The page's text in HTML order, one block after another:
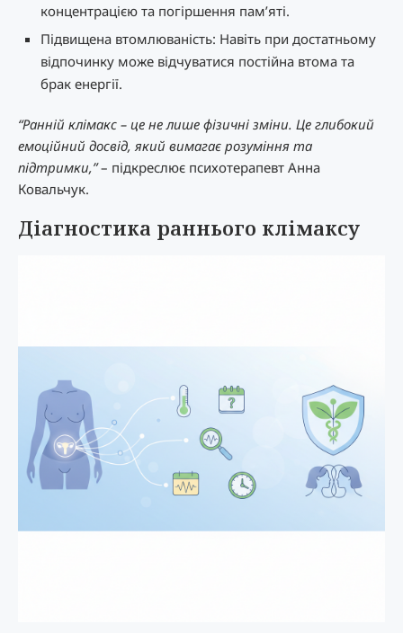
концентрацією та погіршення пам’яті.
Підвищена втомлюваність: Навіть при достатньому
відпочинку може відчуватися постійна втома та
брак енергії.
“Ранній клімакс – це не лише фізичні зміни. Це глибокий
емоційний досвід, який вимагає розуміння та
підтримки,”– підкреслює психотерапевт Анна
Ковальчук.
Діагностика раннього клімаксу